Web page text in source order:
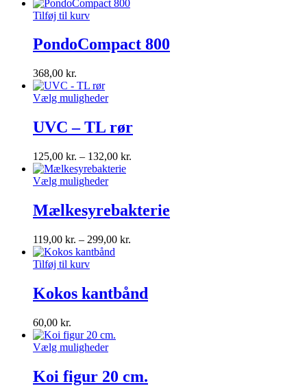
Tilføj til kurv
PondoCompact 800
368,00 kr.
Vælg muligheder
UVC – TL rør
125,00 kr. – 132,00 kr.
Vælg muligheder
Mælkesyrebakterie
119,00 kr. – 299,00 kr.
Tilføj til kurv
Kokos kantbånd
60,00 kr.
Vælg muligheder
Koi figur 20 cm.